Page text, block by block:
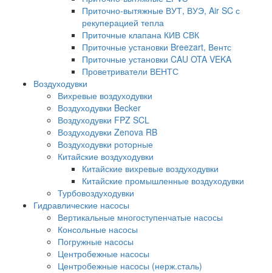
Приточно-вытяжные ВУТ, ВУЭ, Air SC с
рекуперацией тепла
Приточные клапана КИВ СВК
Приточные установки Breezart, Вентс
Приточные установки CAU OTA VEKA
Проветриватели ВЕНТС
Воздуходувки
Вихревые воздуходувки
Воздуходувки Becker
Воздуходувки FPZ SCL
Воздуходувки Zenova RB
Воздуходувки роторные
Китайские воздуходувки
Китайские вихревые воздуходувки
Китайские промышленные воздуходувки
Турбовоздуходувки
Гидравлические насосы
Вертикальные многоступенчатые насосы
Консольные насосы
Погружные насосы
Центробежные насосы
Центробежные насосы (нерж.сталь)